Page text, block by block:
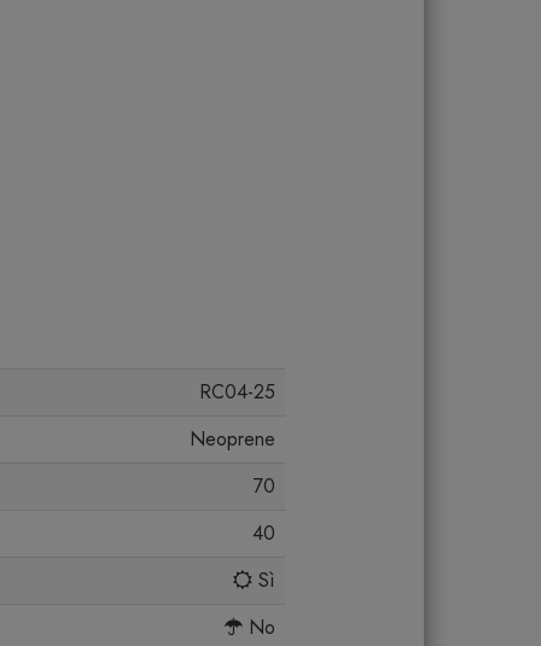
RC04-25
Neoprene
70
40
Sì
No